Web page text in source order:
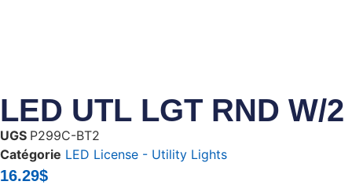
LED UTL LGT RND W/
UGS P299C-BT2
Catégorie LED License - Utility Lights
16.29$